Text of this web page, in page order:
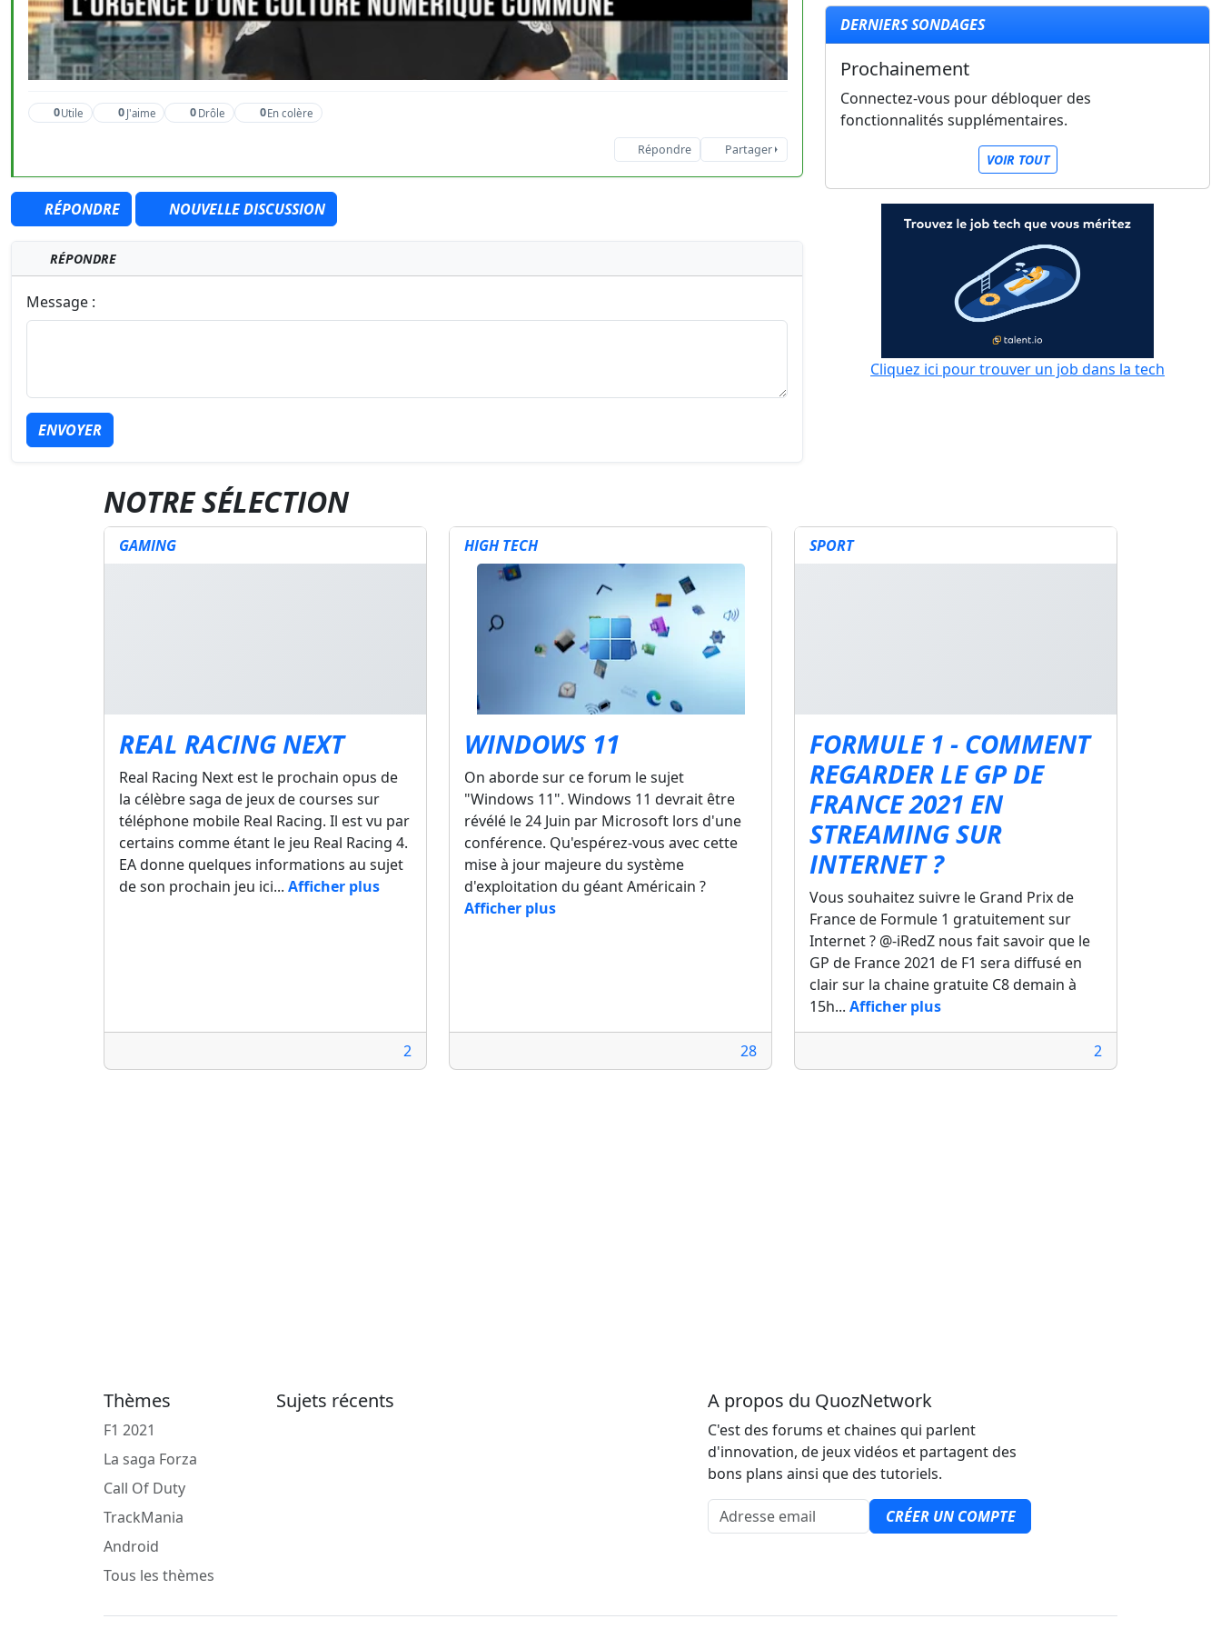
0Utile 0 J'aime 0 Drôle 0En colère
Répondre Partager
RÉPONDRE NOUVELLE DISCUSSION
RÉPONDRE
Message :
ENVOYER
DERNIERS SONDAGES
Prochainement
Connectez-vous pour débloquer des
fonctionnalités supplémentaires.
VOIR TOUT
Cliquez ici pour trouver un job dans la tech
NOTRE SÉLECTION
GAMING
REAL RACING NEXT
Real Racing Next est le prochain opus de
la célèbre saga de jeux de courses sur
téléphone mobile Real Racing. Il est vu par
certains comme étant le jeu Real Racing 4.
EA donne quelques informations au sujet
de son prochain jeu ici... Afficher plus
2
HIGH TECH
WINDOWS 11
On aborde sur ce forum le sujet
"Windows 11". Windows 11 devrait être
révélé le 24 Juin par Microsoft lors d'une
conférence. Qu'espérez-vous avec cette
mise à jour majeure du système
d'exploitation du géant Américain ?
Afficher plus
28
SPORT
FORMULE 1 - COMMENT
REGARDER LE GP DE
FRANCE 2021 EN
STREAMING SUR
INTERNET ?
Vous souhaitez suivre le Grand Prix de
France de Formule 1 gratuitement sur
Internet ? @-iRedZ nous fait savoir que le
GP de France 2021 de F1 sera diffusé en
clair sur la chaine gratuite C8 demain à
15h... Afficher plus
2
Thèmes
F1 2021
La saga Forza
Call Of Duty
TrackMania
Android
Tous les thèmes
Sujets récents A propos du QuozNetwork
C'est des forums et chaines qui parlent
d'innovation, de jeux vidéos et partagent des
bons plans ainsi que des tutoriels.
Adresse email
CRÉER UN COMPTE